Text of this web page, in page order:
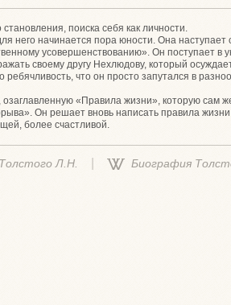
поиска себя как личности.
него начинается пора юности. Она
усовершенствованию». Он поступает
своему другу Нехлюдову, который
что он просто запутался в
«Правила жизни», которую сам
Он решает вновь написать правила
более счастливой.
Л.Н. Биография